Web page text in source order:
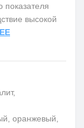
показателя
высокой
оранжевый,